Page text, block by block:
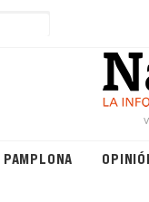
PAMPLONA